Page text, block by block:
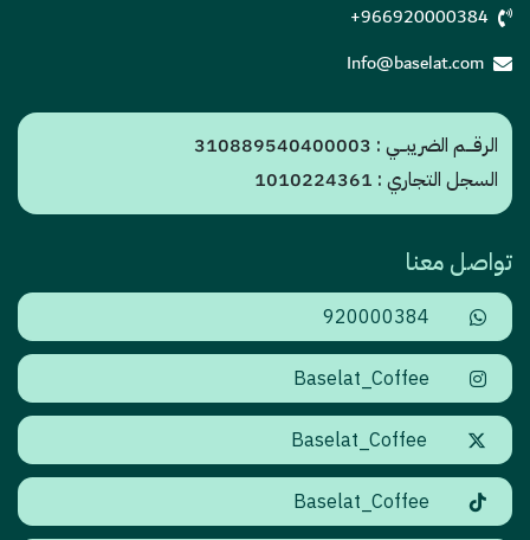
+966920000384
Info@baselat.com
الرقـــم الضريبــي : 310889540400003
السجل التجاري : 1010224361
تواصل معنا
920000384
Baselat_Coffee
Baselat_Coffee
Baselat_Coffee